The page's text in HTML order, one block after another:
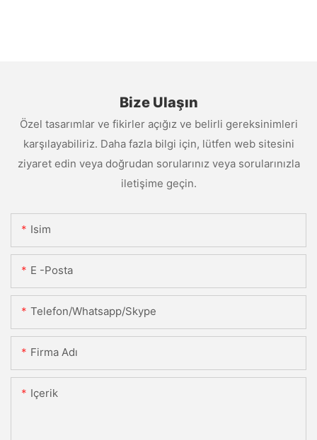
Bize Ulaşın
Özel tasarımlar ve fikirler açığız ve belirli gereksinimleri
karşılayabiliriz. Daha fazla bilgi için, lütfen web sitesini
ziyaret edin veya doğrudan sorularınız veya sorularınızla
iletişime geçin.
Isim
E -posta
Telefon/Whatsapp/Skype
Firma Adı
Içerik